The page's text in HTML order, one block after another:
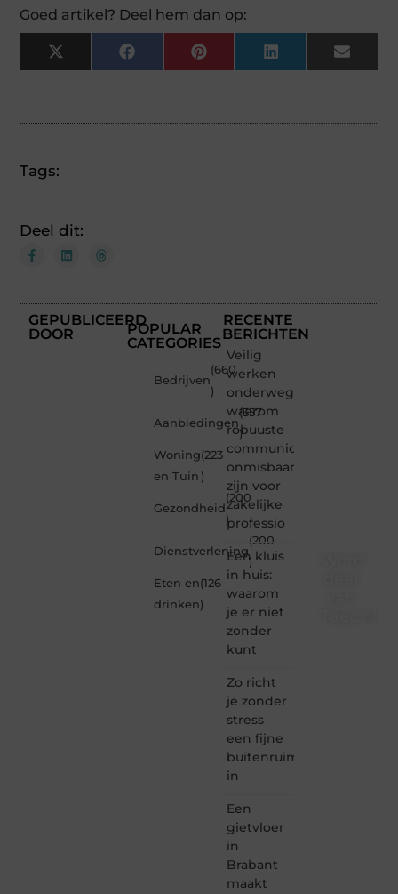
Goed artikel? Deel hem dan op:
X
(Twitter)
FacebookPinterestLinkedInEmail
Tags:
Deel dit:
GEPUBLICEERD
DOOR
POPULAR
CATEGORIES
Bedrijven
(660
)
Aanbiedingen
(357
)
Woning
en Tuin
(223
)
Gezondheid
(200
)
Dienstverlening
(200
)
Eten en
drinken
(126
)
RECENTE
BERICHTEN
Veilig
werken
onderweg:
waarom
robuuste
communicatiemiddelen
onmisbaar
zijn voor
zakelijke
professio
Een kluis
in huis:
waarom
je er niet
zonder
kunt
Zo richt
je zonder
stress
een fijne
buitenruimte
in
Een
gietvloer
in
Brabant
maakt